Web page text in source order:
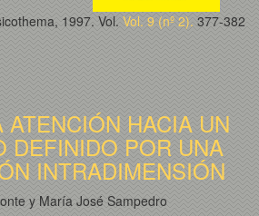
1997. Vol. Vol. 9 (nº 2). 377-382
ATENCIÓN HACIA UN
DEFINIDO POR UNA
INTRADIMENSIÓN
y María José Sampedro